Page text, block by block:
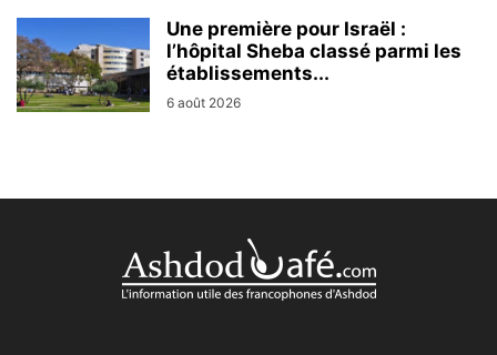
Une première pour Israël :
l’hôpital Sheba classé parmi les
établissements...
6 août 2026